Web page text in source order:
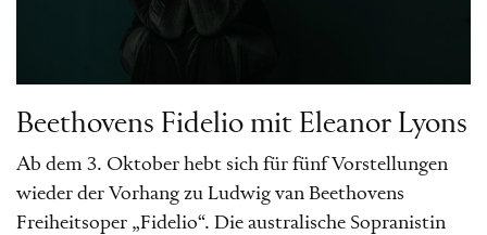
Beethovens Fidelio mit Eleanor Lyons
Ab dem 3. Oktober hebt sich für fünf Vorstellungen
wieder der Vorhang zu Ludwig van Beethovens
Freiheitsoper „Fidelio“. Die australische Sopranistin